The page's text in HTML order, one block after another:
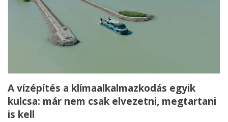
A vízépítés a klímaalkalmazkodás egyik
kulcsa: már nem csak elvezetni, megtartani
is kell